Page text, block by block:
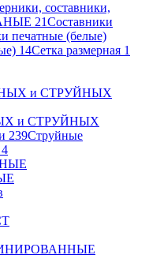
составники,
21Составники
печатные (белые)
14Сетка размерная 1
и СТРУЙНЫХ
239Струйные
4